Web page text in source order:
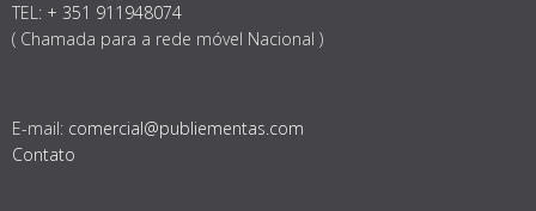
TEL: + 351 911948074
( Chamada para a rede móvel Nacional )
E-mail: comercial@publiementas.com
Contato